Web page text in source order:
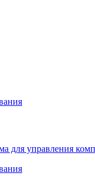
для управления